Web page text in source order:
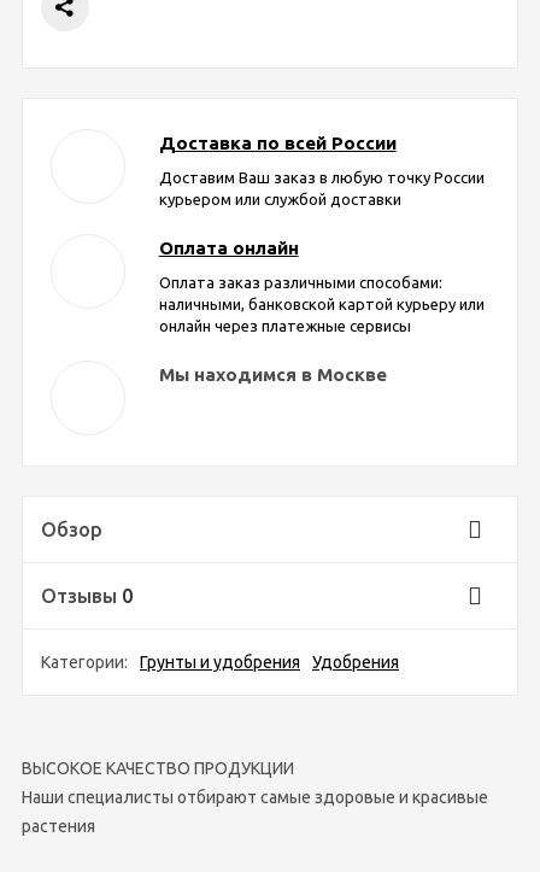
Доставка по всей России
Доставим Ваш заказ в любую точку России
курьером или службой доставки
Оплата онлайн
Оплата заказ различными способами:
наличными, банковской картой курьеру или
онлайн через платежные сервисы
Мы находимся в Москве
Обзор
Отзывы 0
Категории: Грунты и удобрения Удобрения
ВЫСОКОЕ КАЧЕСТВО ПРОДУКЦИИ
Наши специалисты отбирают самые здоровые и красивые
растения